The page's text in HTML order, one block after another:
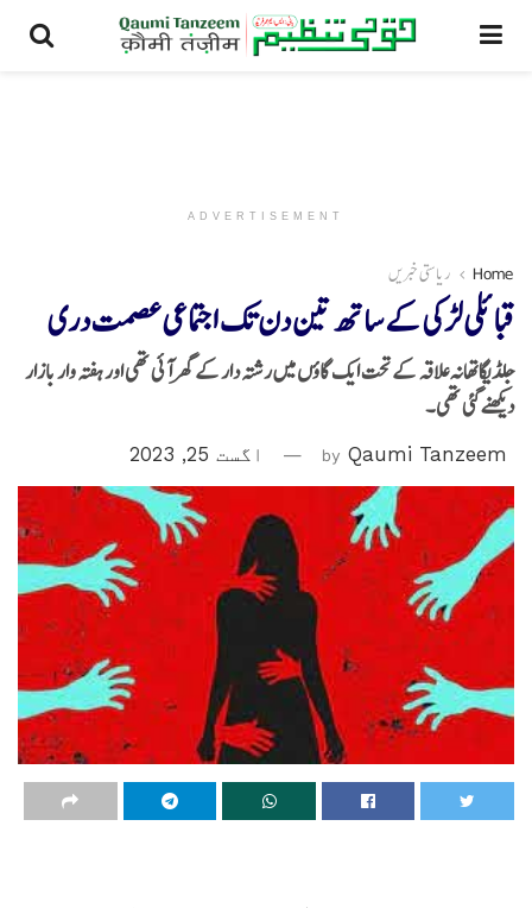
ADVERTISEMENT
Home ریاستی خبریں
قبائلی لڑکی کے ساتھ تین دن تک اجتماعی عصمت دری
جلڈیگاتھانہ علاقہ کے تحت ایک گاؤں میں رشتہ دار کے گھر آئی تھی اور ہفتہ وار بازار
دیکھنے گئی تھی۔
by Qaumi Tanzeem اگست 25, 2023